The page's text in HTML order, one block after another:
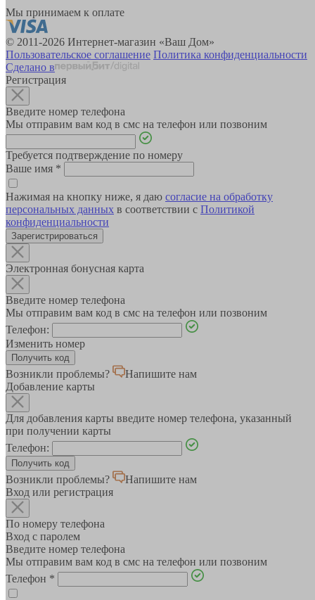
Мы принимаем к оплате
© 2011-2026 Интернет-магазин «Ваш Дом»
Пользовательское соглашение Политика конфиденциальности
Сделано в
Регистрация
Введите номер телефона
Мы отправим вам код в смс на телефон или позвоним
Требуется подтверждение по номеру
Ваше имя *
Нажимая на кнопку ниже, я даю согласие на обработку
персональных данных в соответствии с Политикой
конфиденциальности
Зарегистрироваться
Электронная бонусная карта
Введите номер телефона
Мы отправим вам код в смс на телефон или позвоним
Телефон:
Изменить номер
Возникли проблемы?
Напишите нам
Добавление карты
Для добавления карты введите номер телефона, указанный
при получении карты
Телефон:
Возникли проблемы?
Напишите нам
Вход или регистрация
По номеру телефона
Вход с паролем
Введите номер телефона
Мы отправим вам код в смс на телефон или позвоним
Телефон *